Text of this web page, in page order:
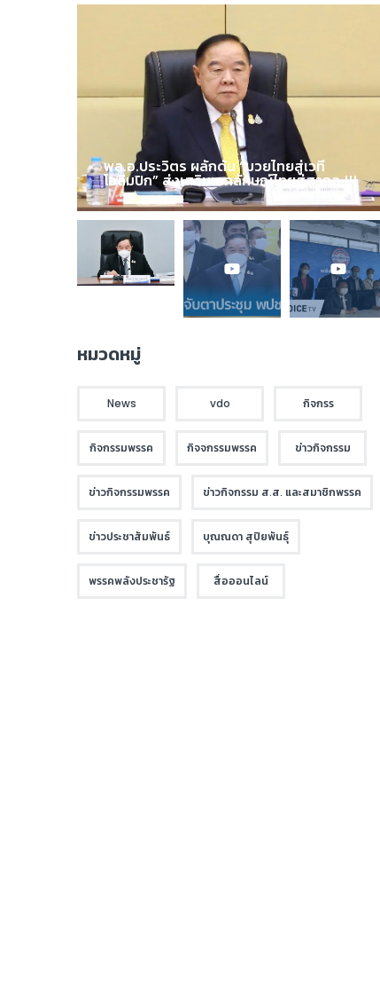
พล.อ.ประวิตร ผลักดัน “มวยไทยสู่เวที
โอลิมปิก” ส่งเสริมเอกลักษณ์ไทยสู่สากล !!!
หมวดหมู่
News vdo กิจกรร
กิจกรรมพรรค กิจจกรรมพรรค ข่าวกิจกรรม
ข่าวกิจกรรมพรรค ข่าวกิจกรรม ส.ส. และสมาชิกพรรค
ข่าวประชาสัมพันธ์ บุณณดา สุปิยพันธุ์
พรรคพลังประชารัฐ สื่อออนไลน์